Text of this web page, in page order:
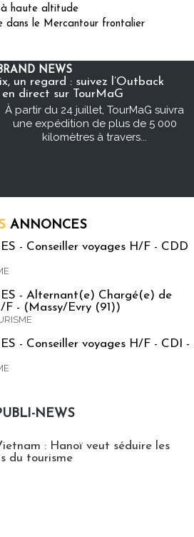
à haute altitude
dans le Mercantour frontalier
NEWS
un regard : suivez l’Outback
direct sur TourMaG
À partir du 24 juillet, TourMaG suivra
une expédition de plus de 5 000
kilomètres à travers...
ANNONCES
- Conseiller voyages H/F - CDD
- Alternant(e) Chargé(e) de
F - (Massy/Evry (91))
- Conseiller voyages H/F - CDI -
NEWS
: Hanoï veut séduire les
du tourisme